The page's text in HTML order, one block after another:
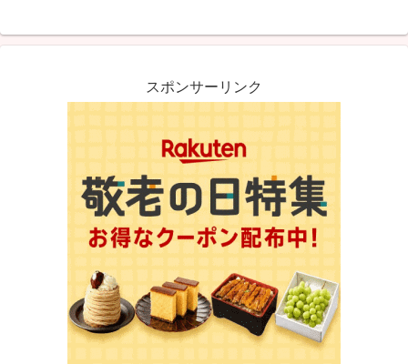
スポンサーリンク